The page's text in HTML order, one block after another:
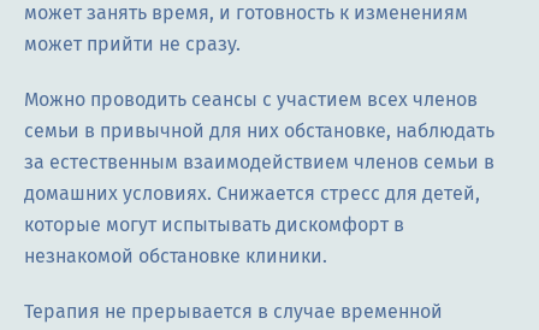
может занять время, и готовность к изменениям
может прийти не сразу.
Можно проводить сеансы с участием всех членов
семьи в привычной для них обстановке, наблюдать
за естественным взаимодействием членов семьи в
домашних условиях. Снижается стресс для детей,
которые могут испытывать дискомфорт в
незнакомой обстановке клиники.
Терапия не прерывается в случае временной